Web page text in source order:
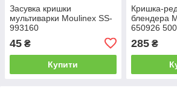
Засувка кришки
мультиварки Moulinex SS-
993160
45 ₴
Купити
Кришка-
блендера
650926
285₴